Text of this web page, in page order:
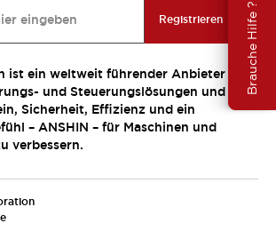
Brauche Hilfe ?
Registrieren
ist ein weltweit führender Anbieter
und Steuerungslösungen und
Sicherheit, Effizienz und ein
– ANSHIN – für Maschinen und
verbessern.